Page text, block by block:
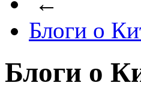
Блоги о
Блоги о